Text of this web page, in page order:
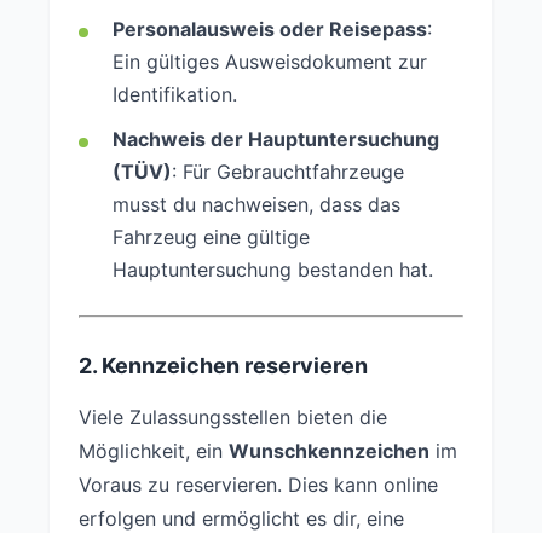
Personalausweis oder Reisepass:
Ein gültiges Ausweisdokument zur
Identifikation.
Nachweis der Hauptuntersuchung
(TÜV): Für Gebrauchtfahrzeuge
musst du nachweisen, dass das
Fahrzeug eine gültige
Hauptuntersuchung bestanden hat.
2. Kennzeichen reservieren
Viele Zulassungsstellen bieten die
Möglichkeit, ein Wunschkennzeichen im
Voraus zu reservieren. Dies kann online
erfolgen und ermöglicht es dir, eine